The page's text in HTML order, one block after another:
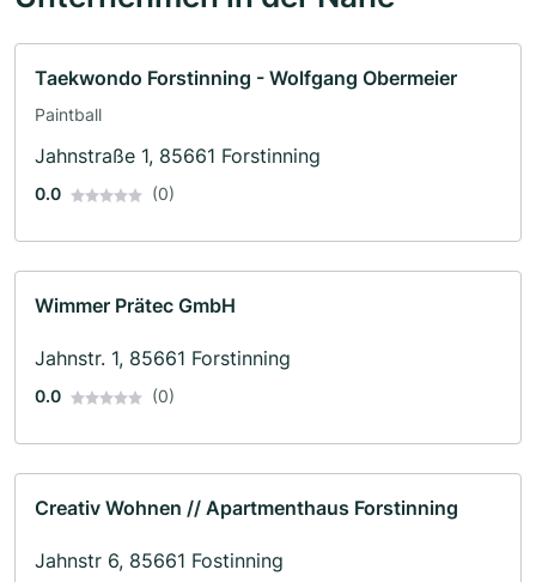
Taekwondo Forstinning - Wolfgang Obermeier
Paintball
Jahnstraße 1, 85661 Forstinning
0.0 (0)
Wimmer Prätec GmbH
Jahnstr. 1, 85661 Forstinning
0.0 (0)
Creativ Wohnen // Apartmenthaus Forstinning
Jahnstr 6, 85661 Fostinning